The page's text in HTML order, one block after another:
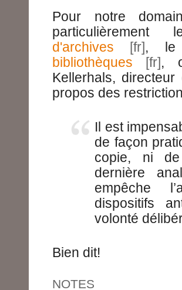
Pour notre
d'archives
, le
bibliothèques
,
Kellerhals,
propos des
Il est
de façon
copie, ni
dernière
empêche
dispositifs
volonté
Bien dit!
NOTES